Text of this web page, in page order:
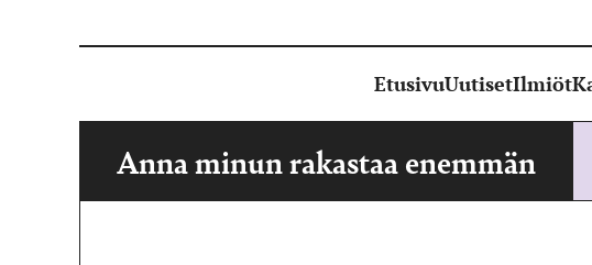
EtusivuUutisetIlmiöt
Anna minun rakastaa enemmän